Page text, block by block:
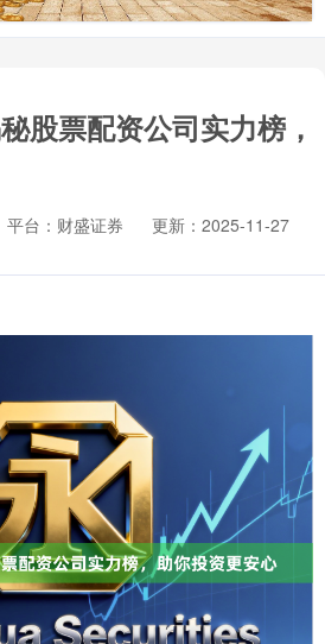
股票配资公司实力榜，
平台：财盛证券
更新：2025-11-27